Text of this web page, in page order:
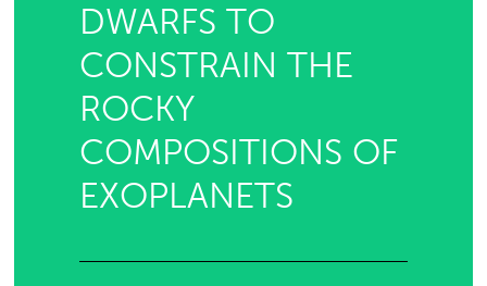
DWARFS TO
CONSTRAIN THE
ROCKY
COMPOSITIONS OF
EXOPLANETS